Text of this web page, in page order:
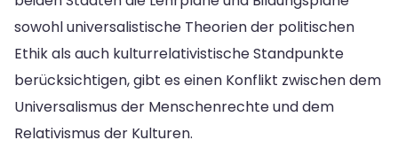
sowohl universalistische Theorien der politischen
Ethik als auch kulturrelativistische Standpunkte
berücksichtigen, gibt es einen Konflikt zwischen dem
Universalismus der Menschenrechte und dem
Relativismus der Kulturen.